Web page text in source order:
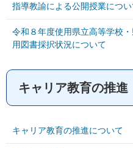
指導教諭による公開授業につい
令和８年度使用県立高等学校
用図書採択状況について
キャリア教育の推進
キャリア教育の推進について